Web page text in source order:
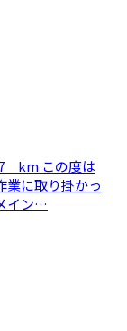
km この度は
業に取り掛かっ
イン…